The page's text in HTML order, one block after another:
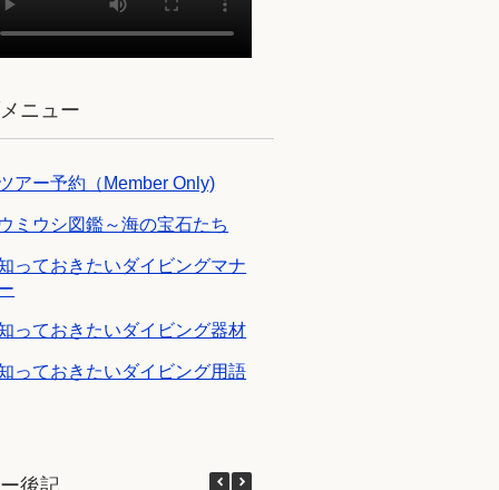
ニュー
アー予約（Member Only)
ウミウシ図鑑～海の宝石たち
っておきたいダイビングマナ
っておきたいダイビング器材
っておきたいダイビング用語